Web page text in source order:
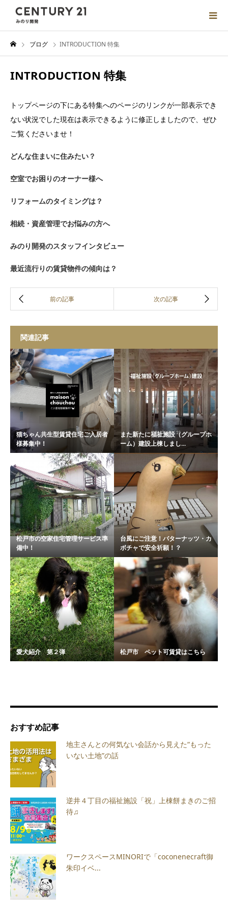
ブログ INTRODUCTION 特集
INTRODUCTION 特集
トップページの下にある特集へのページのリンクが一部表示でき
ない状況でした現在は表示できるように修正しましたので、ぜひ
ご覧くださいませ！
どんな住まいに住みたい？
空室でお困りのオーナー様へ
リフォームのタイミングは？
相続・資産管理でお悩みの方へ
みのり開発のスタッフインタビュー
最近流行りの賃貸物件の傾向は？
関連記事
猫ちゃん共生型賃貸住宅ご入居者
様募集中！
また新たに福祉施設（グループホ
ーム）建設上棟しまし...
松戸市の空家住宅管理サービス準
備中！
台風にご注意！バターナッツ・カ
ボチャで安全祈願！？
愛犬紹介 第２弾 松戸市 ペット可賃貸はこちら
おすすめ記事
地主さんとの何気ない会話から見えた“もった
いない土地”の話
逆井４丁目の福祉施設「祝」上棟餅まきのご招
待♫
ワークスペースMINORIで「coconenecraft御
朱印イベ...